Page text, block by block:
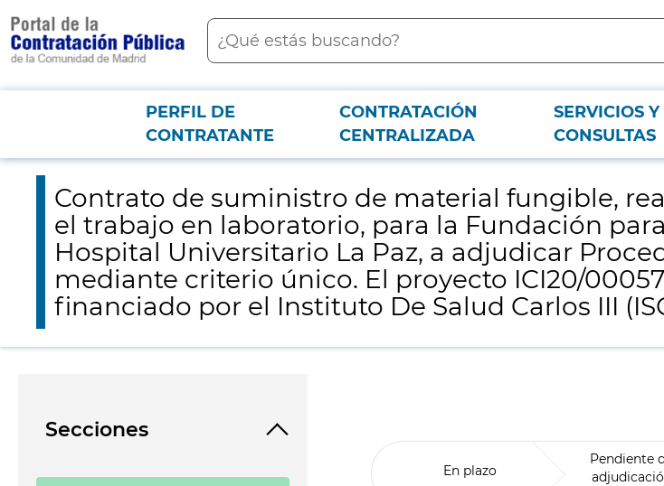
contenido
principal
Buscar
Menú PCON
PERFIL DE
CONTRATANTE
CONTRATACIÓN
CENTRALIZADA
SERVICIOS Y
CONSULTAS
Contrato de suministro de material fungible, reactivos y elementos necesarios para el trabajo en laboratorio,
Procedimiento Abierto Simplificado mediante criterio único. El proyecto ICI20/00057 objeto de este contrato está
Contrato de suministro de material fungible,
el trabajo en laboratorio, para la Fundación
Hospital Universitario La Paz, a adjudicar
mediante criterio único. El proyecto ICI20/
financiado por el Instituto De Salud Carlos III
Secciones
En plazo
Pendiente